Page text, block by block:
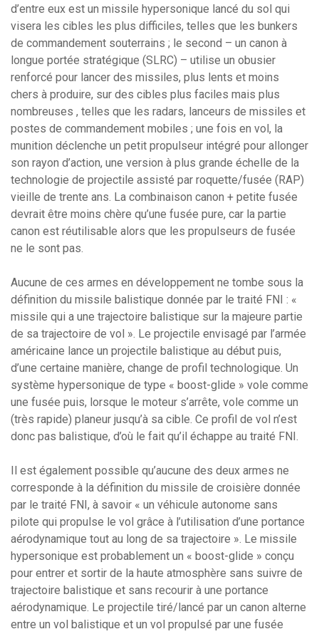
d’entre eux est un missile hypersonique lancé du sol qui
visera les cibles les plus difficiles, telles que les bunkers
de commandement souterrains ; le second – un canon à
longue portée stratégique (SLRC) – utilise un obusier
renforcé pour lancer des missiles, plus lents et moins
chers à produire, sur des cibles plus faciles mais plus
nombreuses , telles que les radars, lanceurs de missiles et
postes de commandement mobiles ; une fois en vol, la
munition déclenche un petit propulseur intégré pour allonger
son rayon d’action, une version à plus grande échelle de la
technologie de projectile assisté par roquette/fusée (RAP)
vieille de trente ans. La combinaison canon + petite fusée
devrait être moins chère qu’une fusée pure, car la partie
canon est réutilisable alors que les propulseurs de fusée
ne le sont pas.
Aucune de ces armes en développement ne tombe sous la
définition du missile balistique donnée par le traité FNI : «
missile qui a une trajectoire balistique sur la majeure partie
de sa trajectoire de vol ». Le projectile envisagé par l’armée
américaine lance un projectile balistique au début puis,
d’une certaine manière, change de profil technologique. Un
système hypersonique de type « boost-glide » vole comme
une fusée puis, lorsque le moteur s’arrête, vole comme un
(très rapide) planeur jusqu’à sa cible. Ce profil de vol n’est
donc pas balistique, d’où le fait qu’il échappe au traité FNI.
Il est également possible qu’aucune des deux armes ne
corresponde à la définition du missile de croisière donnée
par le traité FNI, à savoir « un véhicule autonome sans
pilote qui propulse le vol grâce à l’utilisation d’une portance
aérodynamique tout au long de sa trajectoire ». Le missile
hypersonique est probablement un « boost-glide » conçu
pour entrer et sortir de la haute atmosphère sans suivre de
trajectoire balistique et sans recourir à une portance
aérodynamique. Le projectile tiré/lancé par un canon alterne
entre un vol balistique et un vol propulsé par une fusée